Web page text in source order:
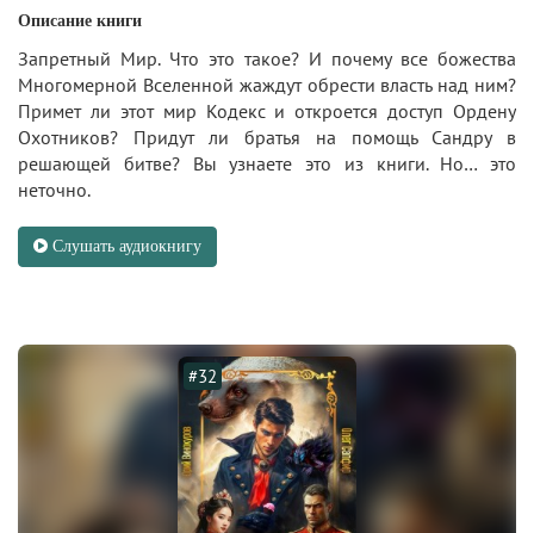
Описание книги
Запретный Мир. Что это такое? И почему все божества
Многомерной Вселенной жаждут обрести власть над ним?
Примет ли этот мир Кодекс и откроется доступ Ордену
Охотников? Придут ли братья на помощь Сандру в
решающей битве? Вы узнаете это из книги. Но… это
неточно.
Слушать аудиокнигу
#32